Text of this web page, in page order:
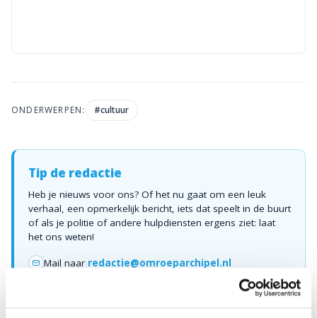
ONDERWERPEN: #cultuur
Tip de redactie
Heb je nieuws voor ons? Of het nu gaat om een leuk
verhaal, een opmerkelijk bericht, iets dat speelt in de buurt
of als je politie of andere hulpdiensten ergens ziet: laat
het ons weten!
Mail naar redactie@omroeparchipel.nl
📞 Bel naar 0187-682630